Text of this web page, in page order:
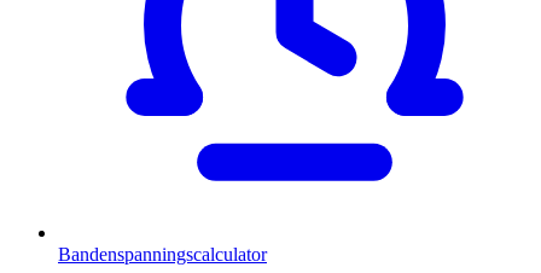
Bandenspanningscalculator